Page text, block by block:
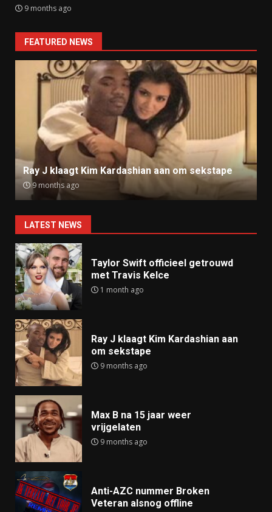
9 months ago
FEATURED NEWS
Ray J klaagt Kim Kardashian aan om sekstape
9 months ago
LATEST NEWS
Taylor Swift officieel getrouwd
met Travis Kelce
1 month ago
Ray J klaagt Kim Kardashian aan
om sekstape
9 months ago
Max B na 15 jaar weer
vrijgelaten
9 months ago
Anti-AZC nummer Broken
Veteran alsnog offline